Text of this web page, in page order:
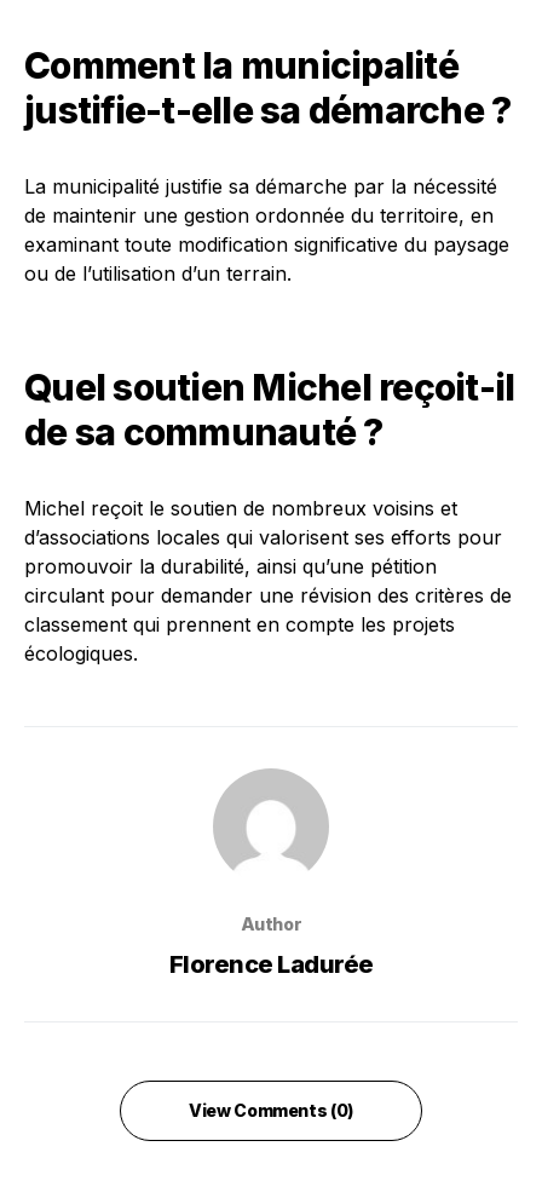
Comment la municipalité
justifie-t-elle sa démarche ?
La municipalité justifie sa démarche par la nécessité
de maintenir une gestion ordonnée du territoire, en
examinant toute modification significative du paysage
ou de l’utilisation d’un terrain.
Quel soutien Michel reçoit-il
de sa communauté ?
Michel reçoit le soutien de nombreux voisins et
d’associations locales qui valorisent ses efforts pour
promouvoir la durabilité, ainsi qu’une pétition
circulant pour demander une révision des critères de
classement qui prennent en compte les projets
écologiques.
Author
Florence Ladurée
View Comments (0)